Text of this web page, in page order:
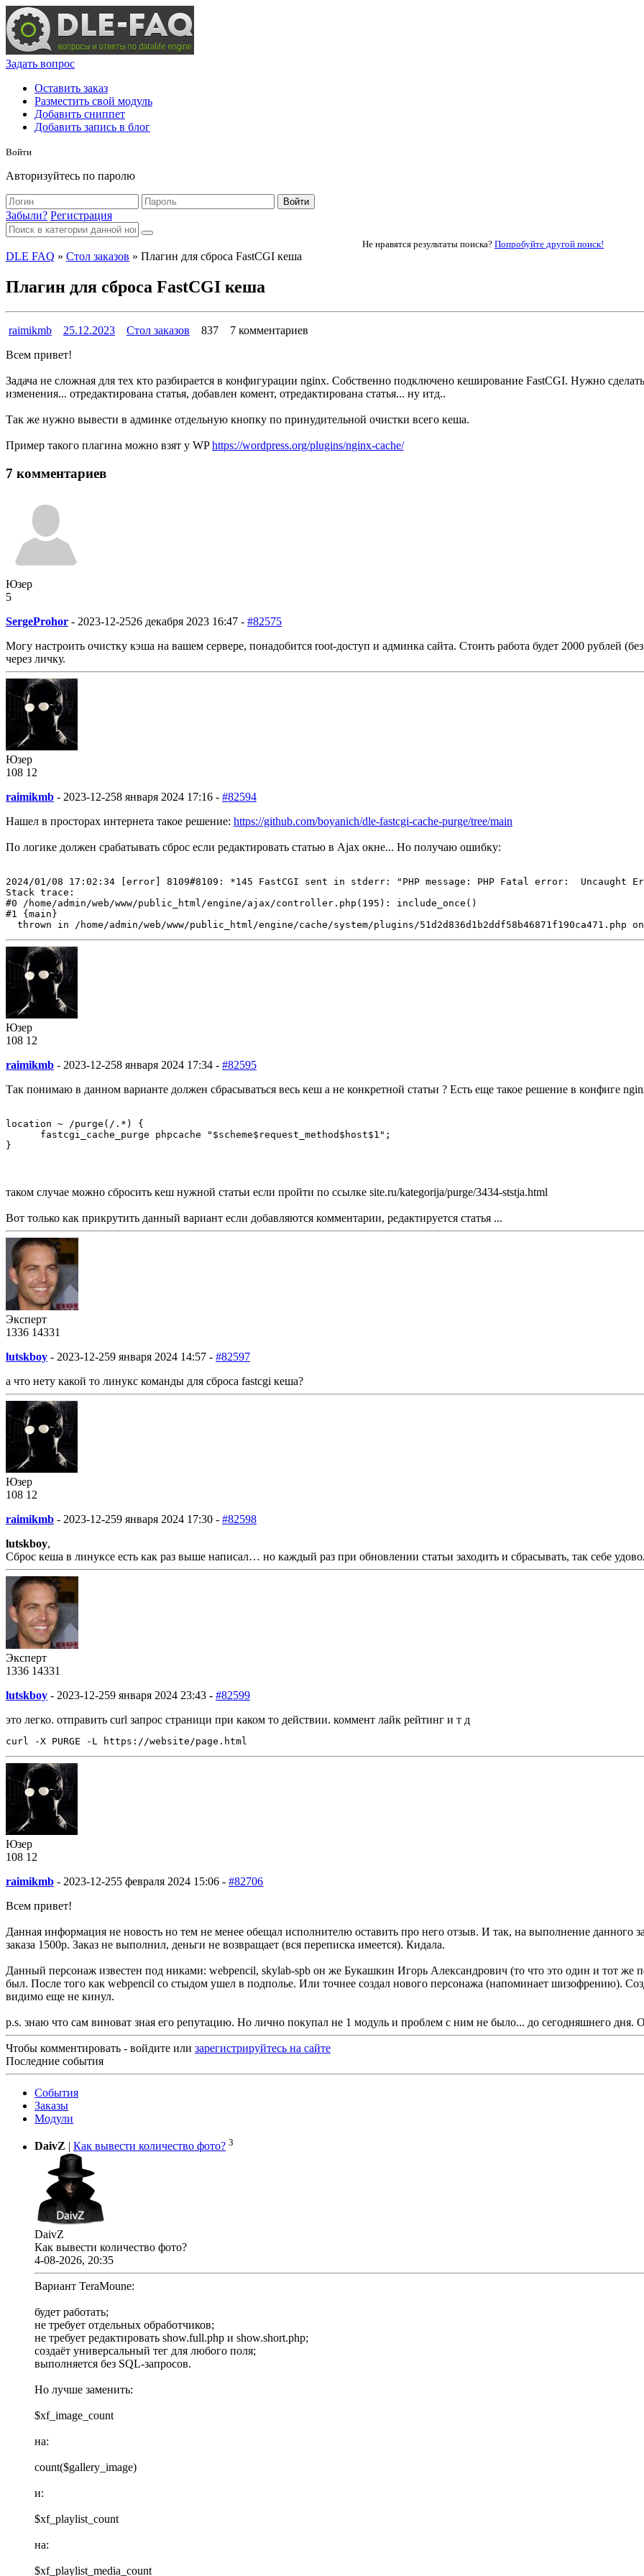
Задать вопрос
Оставить заказ
Разместить свой модуль
Добавить сниппет
Добавить запись в блог
Войти
Авторизуйтесь по паролю
Войти
Забыли? Регистрация
Не нравятся результаты поиска? Попробуйте другой поиск!
DLE FAQ » Стол заказов » Плагин для сброса FastCGI кеша
Плагин для сброса FastCGI кеша
raimikmb 25.12.2023 Стол заказов 837
7 комментариев
Всем привет!
Задача не сложная для тех кто разбирается в конфигурации nginx. Собственно подключено кеширование FastCGI. Нужно
изменения... отредактирована статья, добавлен комент, отредактирована статья... ну итд..
Так же нужно вывести в админке отдельную кнопку по принудительной очистки всего кеша.
Пример такого плагина можно взят у WPhttps://wordpress.org/plugins/nginx-cache/
7 комментариев
Юзер
5
SergeProhor - 2023-12-2526 декабря 2023 16:47 - #82575
Могу настроить очистку кэша на вашем сервере, понадобится root-доступ и админка сайта. Стоить работа будет 2000 рублей
через личку.
Юзер
108 12
raimikmb - 2023-12-258 января 2024 17:16 - #82594
Нашел в просторах интернета такое решение: https://github.com/boyanich/dle-fastcgi-cache-purge/tree/main
По логике должен срабатывать сброс если редактировать статью в Ajax окне... Но получаю ошибку:
2024/01/08 17:02:34 [error] 8109#8109: *145 FastCGI sent in stderr: "PHP message: PHP Fatal error:  Uncaught
Stack trace:
#0 /home/admin/web/www/public_html/engine/ajax/controller.php(195): include_once()
#1 {main}
thrown in /home/admin/web/www/public_html/engine/cache/system/plugins/51d2d836d1b2ddf58b46871f190ca471.php
Юзер
108 12
raimikmb - 2023-12-258 января 2024 17:34 - #82595
Так понимаю в данном варианте должен сбрасываться весь кеш а не конкретной статьи ? Есть еще такое решение в конфиге
location ~ /purge(/.*) {
      fastcgi_cache_purge phpcache "$scheme$request_method$host$1";
}
таком случае можно сбросить кеш нужной статьи если пройти по ссылке site.ru/kategorija/purge/3434-ststja.html
Вот только как прикрутить данный вариант если добавляются комментарии, редактируется статья ...
Эксперт
1336 14331
lutskboy - 2023-12-259 января 2024 14:57 - #82597
а что нету какой то линукс команды для сброса fastcgi кеша?
Юзер
108 12
raimikmb - 2023-12-259 января 2024 17:30 - #82598
lutskboy,
Сброс кеша в линуксе есть как раз выше написал… но каждый раз при обновлении статьи заходить и сбрасывать, так себе
Эксперт
1336 14331
lutskboy - 2023-12-259 января 2024 23:43 - #82599
это легко. отправить curl запрос страници при каком то действии. коммент лайк рейтинг и т д
curl -X PURGE -L https://website/page.html
Юзер
108 12
raimikmb - 2023-12-255 февраля 2024 15:06 - #82706
Всем привет!
Данная информация не новость но тем не менее обещал исполнителю оставить про него отзыв. И так, на выполнение данного
заказа 1500р. Заказ не выполнил, деньги не возвращает (вся переписка имеется). Кидала.
Данный персонаж известен под никами: webpencil, skylab-spb он же Букашкин Игорь Александрович (то что это один и тот же
был. После того как webpencil со стыдом ушел в подполье. Или точнее создал нового персонажа (напоминает шизофрению).
видимо еще не кинул.
p.s. знаю что сам виноват зная его репутацию. Но лично покупал не 1 модуль и проблем с ним не было... до сегодняшнего дня.
Чтобы комментировать - войдите или зарегистрируйтесь на сайте
Последние события
События
Заказы
Модули
DaivZ Как вывести количество фото? 3
DaivZ
Как вывести количество фото?
4-08-2026, 20:35
Вариант TeraMoune:
будет работать;
не требует отдельных обработчиков;
не требует редактировать show.full.php и show.short.php;
создаёт универсальный тег для любого поля;
выполняется без SQL-запросов.
Но лучше заменить:
$xf_image_count
на:
count($gallery_image)
и:
$xf_playlist_count
на:
$xf_playlist_media_count